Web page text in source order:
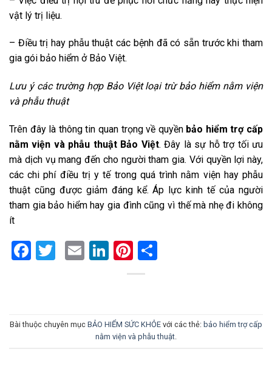
vật lý trị liệu.
– Điều trị hay phẫu thuật các bệnh đã có sẵn trước khi tham
gia gói bảo hiểm ở Bảo Việt.
Lưu ý các trường hợp Bảo Việt loại trừ bảo hiểm nằm viện
và phẫu thuật
Trên đây là thông tin quan trọng về quyền bảo hiểm trợ cấp
nằm viện và phẫu thuật Bảo Việt. Đây là sự hỗ trợ tối ưu
mà dịch vụ mang đến cho người tham gia. Với quyền lợi này,
các chi phí điều trị y tế trong quá trình nằm viện hay phẫu
thuật cũng được giảm đáng kể. Áp lực kinh tế của người
tham gia bảo hiểm hay gia đình cũng vì thế mà nhẹ đi không
ít
Facebook
Twitter
EmailLinkedIn
Pinterest
Bài thuộc chuyên mục BẢO HIỂM SỨC KHỎE với các thẻ: bảo hiểm trợ cấp
nằm viện và phẫu thuật.